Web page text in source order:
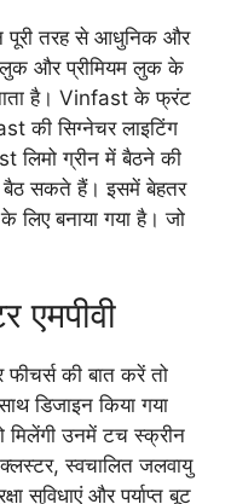
पूरी तरह से आधुनिक और
लुक और प्रीमियम लुक के
है। Vinfast के फ्रंट
की सिग्नेचर लाइटिंग
ग्रीन में बैठने की
बैठ सकते हैं। इसमें बेहतर
बनाया गया है। जो
फीचर्स की बात करें तो
डिजाइन किया गया
मिलेंगी उनमें टच स्क्रीन
स्वचालित जलवायु
सुविधाएं और पर्याप्त बूट